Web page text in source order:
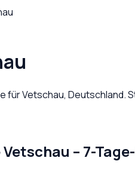
fürVetschau, Deutschland.
Vetschau – 7-